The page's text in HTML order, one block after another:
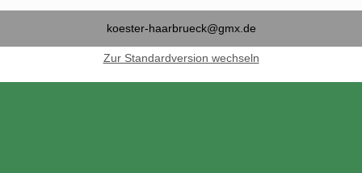
koester-haarbrueck@gmx.de
Zur Standardversion wechseln